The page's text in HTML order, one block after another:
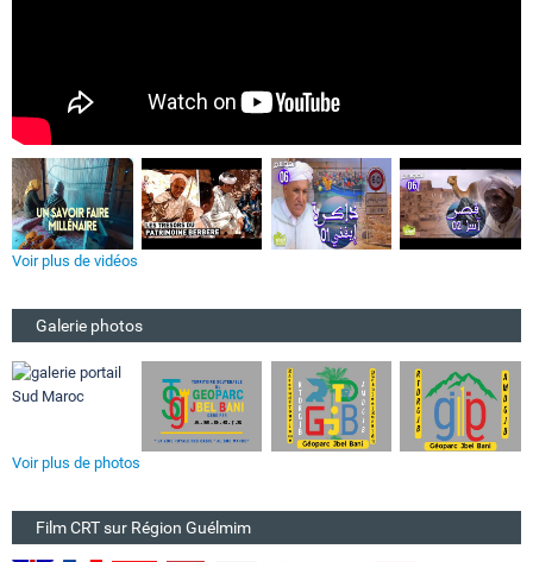
Voir plus de vidéos
Galerie photos
Voir plus de photos
Film CRT sur Région Guélmim